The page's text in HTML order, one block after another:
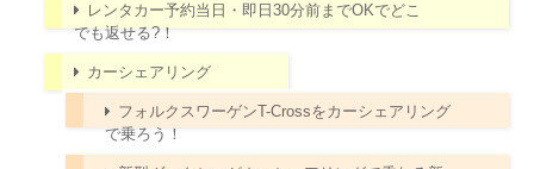
レンタカー予約当日・即日30分前までOKでどこ
でも返せる?！
カーシェアリング
フォルクスワーゲンT-Crossをカーシェアリング
で乗ろう！